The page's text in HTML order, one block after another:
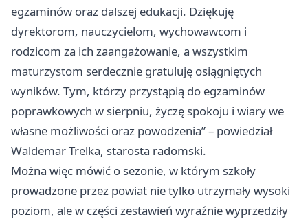
egzaminów oraz dalszej edukacji. Dziękuję
dyrektorom, nauczycielom, wychowawcom i
rodzicom za ich zaangażowanie, a wszystkim
maturzystom serdecznie gratuluję osiągniętych
wyników. Tym, którzy przystąpią do egzaminów
poprawkowych w sierpniu, życzę spokoju i wiary we
własne możliwości oraz powodzenia” – powiedział
Waldemar Trelka, starosta radomski.
Można więc mówić o sezonie, w którym szkoły
prowadzone przez powiat nie tylko utrzymały wysoki
poziom, ale w części zestawień wyraźnie wyprzedziły